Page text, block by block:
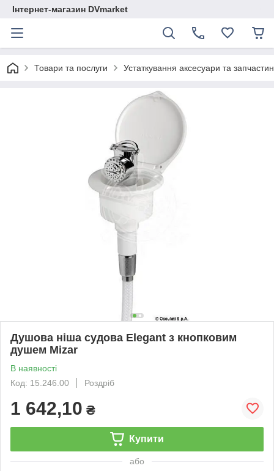
Інтернет-магазин DVmarket
Товари та послуги Устаткування аксесуари та
Душова ніша судова Elegant з кнопковим
душем Mizar
В наявності
Код: 15.246.00
Роздріб
1 642,10 ₴
Купити
або